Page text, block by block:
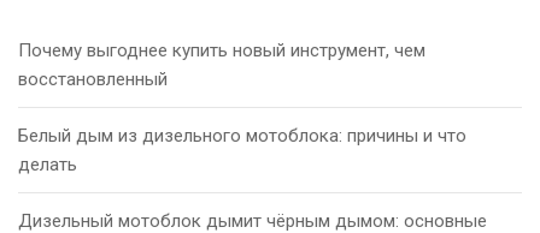
Почему выгоднее купить новый инструмент, чем
восстановленный
Белый дым из дизельного мотоблока: причины и что
делать
Дизельный мотоблок дымит чёрным дымом: основные